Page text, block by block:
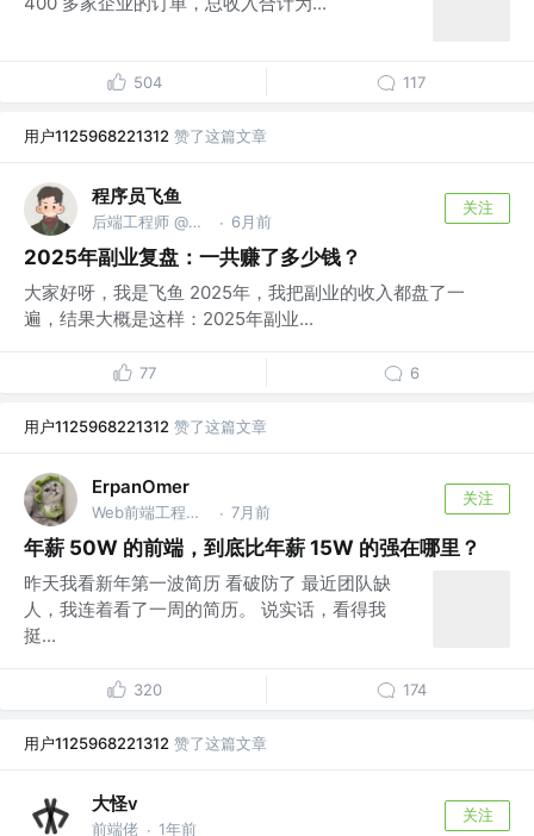
504 117
用户1125968221312 赞了这篇文章
程序员飞鱼
后端工程师 @美团 · 6月前
关注
2025年副业复盘：一共赚了多少钱？
大家好呀，我是飞鱼 2025年，我把副业的收入都盘了一
遍，结果大概是这样：2025年副业...
77 6
用户1125968221312 赞了这篇文章
ErpanOmer
Web前端工程师 @跨境 · 7月前
关注
年薪 50W 的前端，到底比年薪 15W 的强在哪里？
昨天我看新年第一波简历 看破防了 最近团队缺
人，我连着看了一周的简历。 说实话，看得我
挺...
320 174
用户1125968221312 赞了这篇文章
大怪v
前端佬 · 1年前
关注